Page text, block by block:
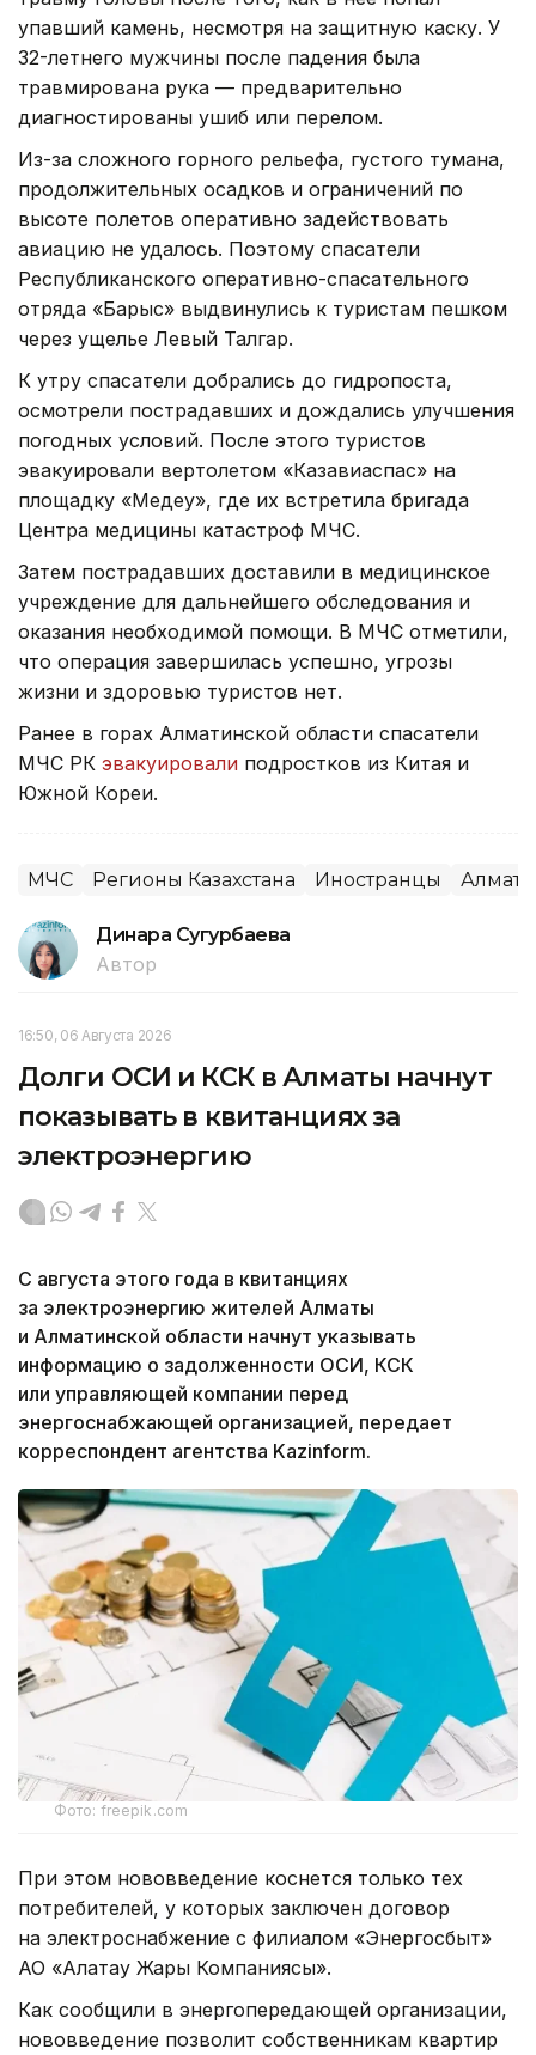
упавший камень, несмотря на защитную каску. У
32-летнего мужчины после падения была
травмирована рука — предварительно
диагностированы ушиб или перелом.
Из-за сложного горного рельефа, густого тумана,
продолжительных осадков и ограничений по
высоте полетов оперативно задействовать
авиацию не удалось. Поэтому спасатели
Республиканского оперативно-спасательного
отряда «Барыс» выдвинулись к туристам пешком
через ущелье Левый Талгар.
К утру спасатели добрались до гидропоста,
осмотрели пострадавших и дождались улучшения
погодных условий. После этого туристов
эвакуировали вертолетом «Казавиаспас» на
площадку «Медеу», где их встретила бригада
Центра медицины катастроф МЧС.
Затем пострадавших доставили в медицинское
учреждение для дальнейшего обследования и
оказания необходимой помощи. В МЧС отметили,
что операция завершилась успешно, угрозы
жизни и здоровью туристов нет.
Ранее в горах Алматинской области спасатели
МЧС РК эвакуировали подростков из Китая и
Южной Кореи.
МЧС Регионы Казахстана Иностранцы
Динара Сугурбаева
Автор
16:50, 06 Августа 2026
Долги ОСИ и КСК в Алматы начнут
показывать в квитанциях за
электроэнергию
С августа этого года в квитанциях
за электроэнергию жителей Алматы
и Алматинской области начнут указывать
информацию о задолженности ОСИ, КСК
или управляющей компании перед
энергоснабжающей организацией, передает
корреспондент агентства Kazinform.
Фото: freepik.com
При этом нововведение коснется только тех
потребителей, у которых заключен договор
на электроснабжение с филиалом «Энергосбыт»
АО «Алатау Жарық Компаниясы».
Как сообщили в энергопередающей организации,
нововведение позволит собственникам квартир